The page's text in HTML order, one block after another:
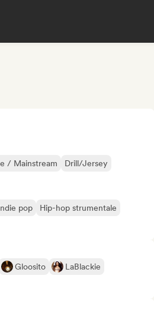
/ Mainstream
Drill/Jersey
pop
Hip-hop strumentale
Gloosito
LaBlackie